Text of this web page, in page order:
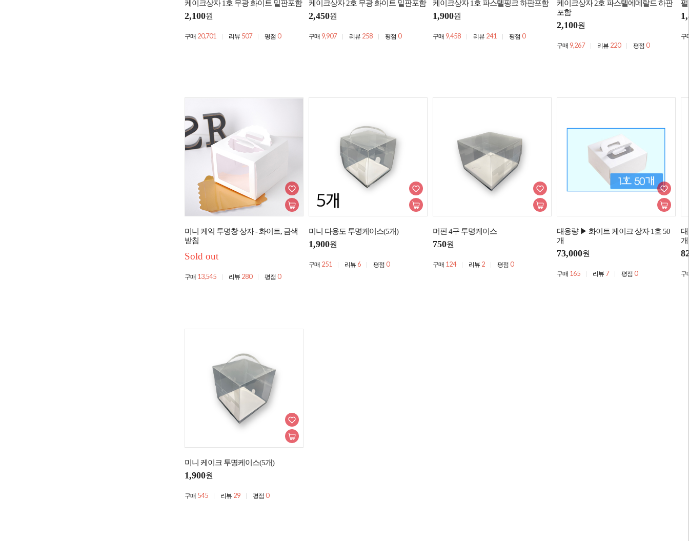
케이크상자 1호 무광 화이트 밑판포함
2,100원
구매 20,701 리뷰 507 평점 0
케이크상자 2호 무광 화이트 밑판포함
2,450원
구매 9,907 리뷰 258 평점 0
케이크상자 1호 파스텔핑크 하판포함
1,900원
구매 9,458 리뷰 241 평점 0
케이크상자 2호 파스텔에메랄드 하판
포함
2,100원
구매 9,267 리뷰 220 평점 0
구
미니 케익 투명창 상자 - 화이트, 금색
받침
Sold out
구매 13,545 리뷰 280 평점 0
미니 다용도 투명케이스(5개)
1,900원
구매 251 리뷰 6 평점 0
머핀 4구 투명케이스
750원
구매 124 리뷰 2 평점 0
대용량 ▶ 화이트 케이크 상자 1호 50
개
73,000원
구매 165 리뷰 7 평점 0
개
구
미니 케이크 투명케이스(5개)
1,900원
구매 545 리뷰 29 평점 0